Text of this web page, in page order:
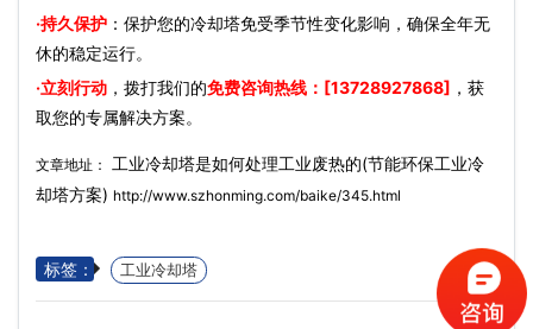
·持久保护 ：保护您的冷却塔免受季节性变化影响，确保全年无
休的稳定运行。
·立刻行动 ，拨打我们的免费咨询热线：[13728927868] ，获
取您的专属解决方案。
文章地址：
工业冷却塔是如何处理工业废热的(节能环保工业冷
却塔方案) http://www.szhonming.com/baike/345.html
标签： 工业冷却塔